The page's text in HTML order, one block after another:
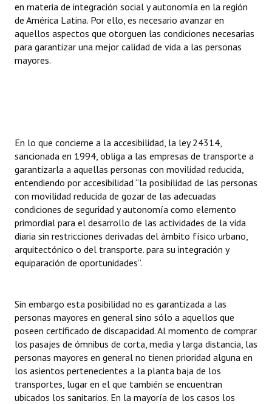
Datos Históricos
Premio al Mérito - Registro
Audiencias Públicas - Registro
Banca del Vecino - Registro
Huéspedes de Honor - Registro
Antiguos Pobladores - Registro
Reconocimientos - Registro
Bariloche, Municipio intercultural
REFORMA DE LA CARTA ORGÁNICA
en materia de integración social y autonomía en la región
de América Latina. Por ello, es necesario avanzar en
aquellos aspectos que otorguen las condiciones necesarias
para garantizar una mejor calidad de vida a las personas
mayores.
En lo que concierne a la accesibilidad, la ley 24314,
sancionada en 1994, obliga a las empresas de transporte a
garantizarla a aquellas personas con movilidad reducida,
entendiendo por accesibilidad “la posibilidad de las personas
con movilidad reducida de gozar de las adecuadas
condiciones de seguridad y autonomía como elemento
primordial para el desarrollo de las actividades de la vida
diaria sin restricciones derivadas del ámbito físico urbano,
arquitectónico o del transporte. para su integración y
equiparación de oportunidades”.
Sin embargo esta posibilidad no es garantizada a las
personas mayores en general sino sólo a aquellos que
poseen certificado de discapacidad. Al momento de comprar
los pasajes de ómnibus de corta, media y larga distancia, las
personas mayores en general no tienen prioridad alguna en
los asientos pertenecientes a la planta baja de los
transportes, lugar en el que también se encuentran
ubicados los sanitarios. En la mayoría de los casos los